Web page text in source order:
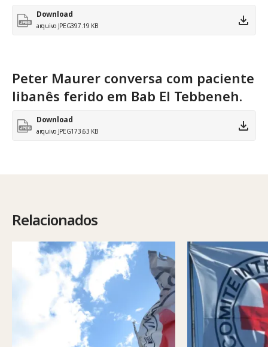
Download
arquivo JPEG397.19 KB
Peter Maurer conversa com paciente
libanês ferido em Bab El Tebbeneh.
Download
arquivo JPEG173.63 KB
Relacionados